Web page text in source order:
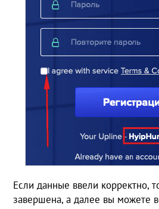
Если данные ввели корректно,
завершена, а далее вы можете